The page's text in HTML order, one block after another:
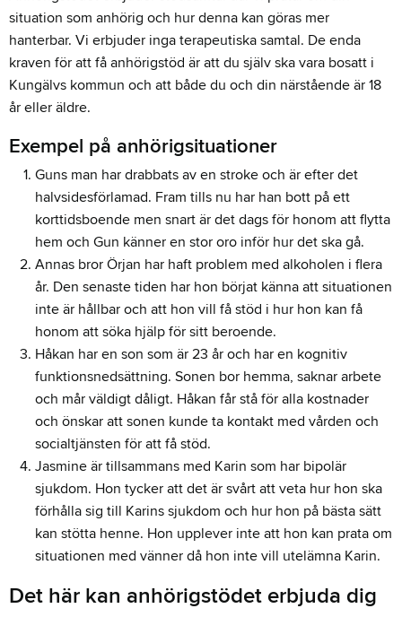
situation som anhörig och hur denna kan göras mer
hanterbar. Vi erbjuder inga terapeutiska samtal. De enda
kraven för att få anhörigstöd är att du själv ska vara bosatt i
Kungälvs kommun och att både du och din närstående är 18
år eller äldre.
Exempel på anhörigsituationer
Guns man har drabbats av en stroke och är efter det
halvsidesförlamad. Fram tills nu har han bott på ett
korttidsboende men snart är det dags för honom att flytta
hem och Gun känner en stor oro inför hur det ska gå.
Annas bror Örjan har haft problem med alkoholen i flera
år. Den senaste tiden har hon börjat känna att situationen
inte är hållbar och att hon vill få stöd i hur hon kan få
honom att söka hjälp för sitt beroende.
Håkan har en son som är 23 år och har en kognitiv
funktionsnedsättning. Sonen bor hemma, saknar arbete
och mår väldigt dåligt. Håkan får stå för alla kostnader
och önskar att sonen kunde ta kontakt med vården och
socialtjänsten för att få stöd.
Jasmine är tillsammans med Karin som har bipolär
sjukdom. Hon tycker att det är svårt att veta hur hon ska
förhålla sig till Karins sjukdom och hur hon på bästa sätt
kan stötta henne. Hon upplever inte att hon kan prata om
situationen med vänner då hon inte vill utelämna Karin.
Det här kan anhörigstödet erbjuda dig